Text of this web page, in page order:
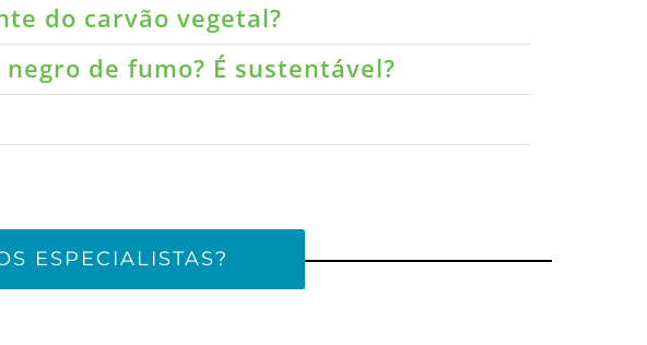
do carvão vegetal?
de fumo? É sustentável?
ESPECIALISTAS?